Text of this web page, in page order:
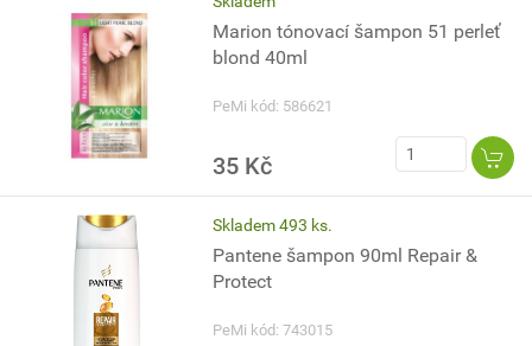
Marion tónovací šampon 51 perleť
blond 40ml
PeMi kód: 586621
35 Kč
Skladem 493 ks.
Pantene šampon 90ml Repair &
Protect
PeMi kód: 743015